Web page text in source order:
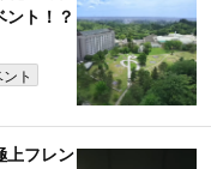
ト！？
ト
上フレン